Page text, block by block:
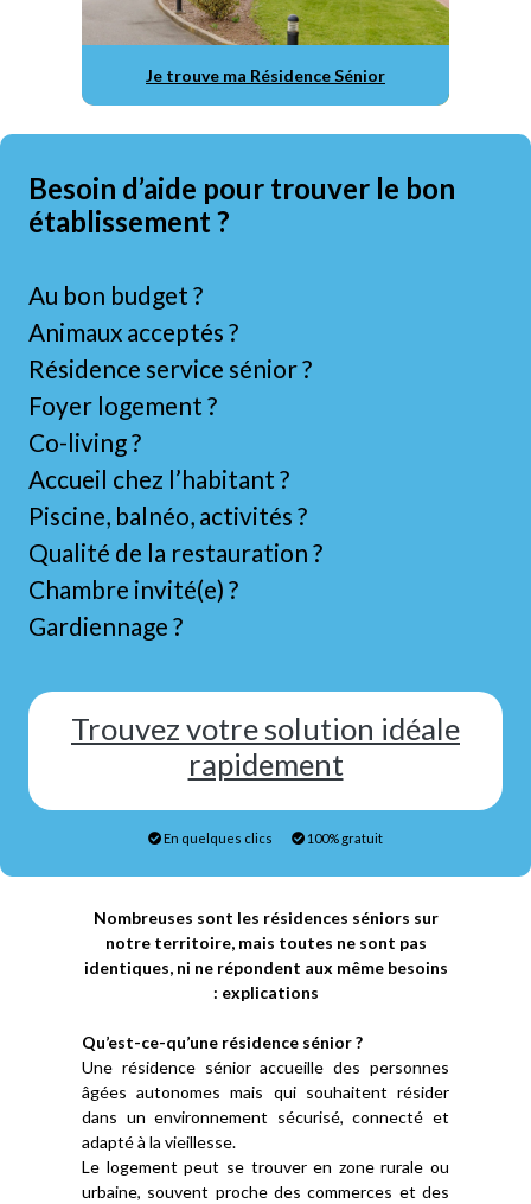
Je trouve ma Résidence Sénior
Besoin d’aide pour trouver le bon
établissement ?
Au bon budget ?
Animaux acceptés ?
Résidence service sénior ?
Foyer logement ?
Co-living ?
Accueil chez l’habitant ?
Piscine, balnéo, activités ?
Qualité de la restauration ?
Chambre invité(e) ?
Gardiennage ?
Trouvez votre solution idéale
rapidement
En quelques clics 100% gratuit
Nombreuses sont les résidences séniors sur
notre territoire, mais toutes ne sont pas
identiques, ni ne répondent aux même besoins
: explications
Qu’est-ce-qu’une résidence sénior ?
Une résidence sénior accueille des personnes
âgées autonomes mais qui souhaitent résider
dans un environnement sécurisé, connecté et
adapté à la vieillesse.
Le logement peut se trouver en zone rurale ou
urbaine, souvent proche des commerces et des